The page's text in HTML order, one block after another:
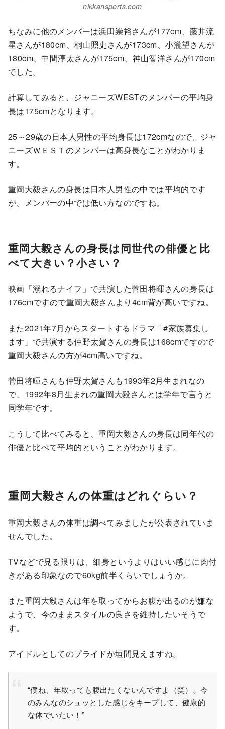
nikkansports.com
ちなみに他のメンバーは浜田崇裕さんが177cm、藤井流
星さんが180cm、桐山照史さんが173cm、小瀧望さんが
180cm、中間淳太さんが175cm、神山智洋さんが170cm
でした。
計算してみると、ジャニーズWESTのメンバーの平均身
長は175cmとなります。
25～29歳の日本人男性の平均身長は172cmなので、ジャ
ニーズＷＥＳＴのメンバーは高身長なことがわかりま
す。
重岡大毅さんの身長は日本人男性の中では平均的です
が、メンバーの中では低い方なのですね。
重岡大毅さんの身長は同世代の俳優と比
べて大きい？小さい？
映画「溺れるナイフ」で共演した菅田将暉さんの身長は
176cmですので重岡大毅さんより4cm背が高いですね。
また2021年7月からスタートするドラマ「#家族募集し
ます」で共演する仲野太賀さんの身長は168cmですので
重岡大毅さんの方が4cm高いですね。
菅田将暉さんも仲野太賀さんも1993年2月生まれなの
で、1992年8月生まれの重岡大毅さんとは学年で言うと
同学年です。
こうして比べてみると、重岡大毅さんの身長は同年代の
俳優と比べて平均的ということがわかります。
重岡大毅さんの体重はどれぐらい？
重岡大毅さんの体重は調べてみましたが公表されていま
せんでした。
TVなどで見る限りは、細身というよりはいい感じに肉付
きがある印象なので60kg前半くらいでしょうか。
また重岡大毅さんは年を取ってからお腹が出るのが嫌な
ようで、今のままスタイルの良さを維持したいそうで
す。
アイドルとしてのプライドが垣間見えますね。
“僕ね、年取っても腹出たくないんですよ（笑）。今
のみんなのシュッとした感じをキープして、健康的
な体でいたい！”